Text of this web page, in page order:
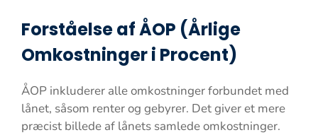
Forståelse af ÅOP (Årlige
Omkostninger i Procent)
ÅOP inkluderer alle omkostninger forbundet med
lånet, såsom renter og gebyrer. Det giver et mere
præcist billede af lånets samlede omkostninger.